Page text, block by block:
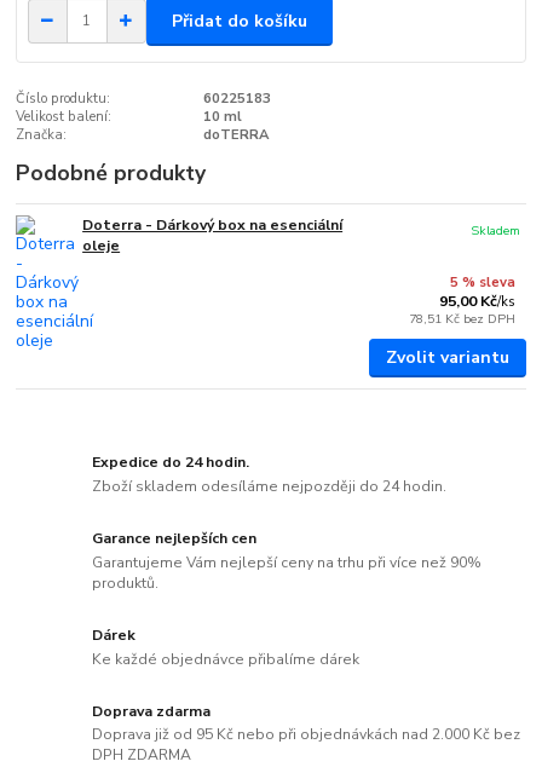
Přidat do košíku
Číslo produktu:
60225183
Velikost balení:
10 ml
Značka:
doTERRA
Podobné produkty
Doterra - Dárkový box na esenciální
oleje
5 % sleva
95,00 Kč/ks
78,51 Kč bez DPH
Skladem
Zvolit variantu
Expedice do 24 hodin.
Zboží skladem odesíláme nejpozději do 24 hodin.
Garance nejlepších cen
Garantujeme Vám nejlepší ceny na trhu při více než 90%
produktů.
Dárek
Ke každé objednávce přibalíme dárek
Doprava zdarma
Doprava již od 95 Kč nebo při objednávkách nad 2.000 Kč bez
DPH ZDARMA